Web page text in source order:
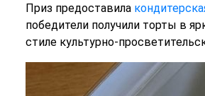
Приз предоставила
победители получили торты в
стиле культурно-